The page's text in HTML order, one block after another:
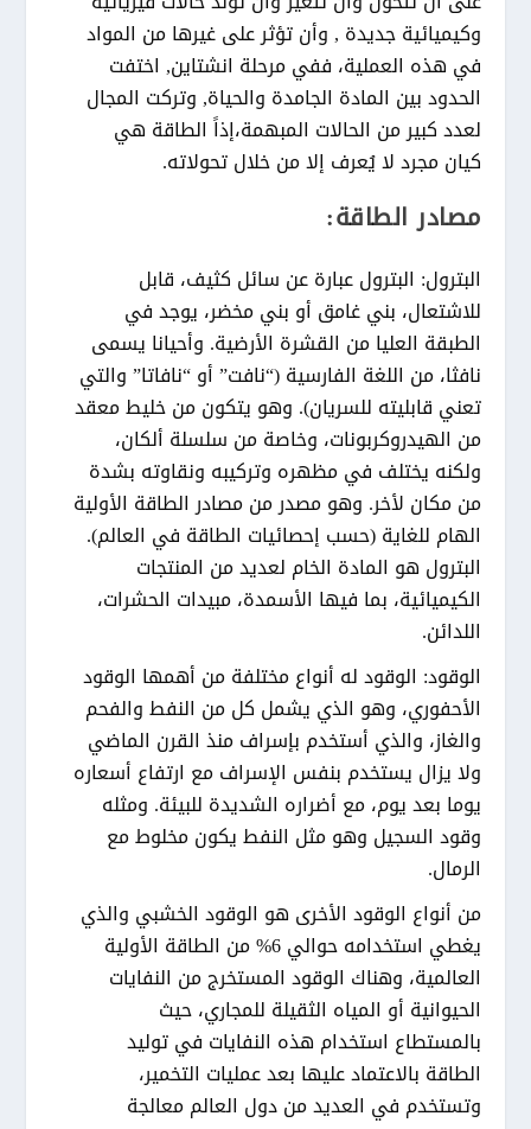
وكيميائية جديدة , وأن تؤثر على غيرها من المواد
في هذه العملية، ففي مرحلة انشتاين, اختفت
الحدود بين المادة الجامدة والحياة, وتركت المجال
لعدد كبير من الحالات المبهمة،إذاً الطاقة هي
كيان مجرد لا يُعرف إلا من خلال تحولاته.
مصادر الطاقة:
البترول: البترول عبارة عن سائل كثيف، قابل
للاشتعال، بني غامق أو بني مخضر، يوجد في
الطبقة العليا من القشرة الأرضية. وأحيانا يسمى
نافثا، من اللغة الفارسية (“نافت” أو “نافاتا” والتي
تعني قابليته للسريان). وهو يتكون من خليط معقد
من الهيدروكربونات، وخاصة من سلسلة ألكان،
ولكنه يختلف في مظهره وتركيبه ونقاوته بشدة
من مكان لأخر. وهو مصدر من مصادر الطاقة الأولية
الهام للغاية (حسب إحصائيات الطاقة في العالم).
البترول هو المادة الخام لعديد من المنتجات
الكيميائية، بما فيها الأسمدة، مبيدات الحشرات،
اللدائن.
الوقود: الوقود له أنواع مختلفة من أهمها الوقود
الأحفوري، وهو الذي يشمل كل من النفط والفحم
والغاز، والذي أستخدم بإسراف منذ القرن الماضي
ولا يزال يستخدم بنفس الإسراف مع ارتفاع أسعاره
يوما بعد يوم، مع أضراره الشديدة للبيئة. ومثله
وقود السجيل وهو مثل النفط يكون مخلوط مع
الرمال.
من أنواع الوقود الأخرى هو الوقود الخشبي والذي
يغطي استخدامه حوالي 6% من الطاقة الأولية
العالمية، وهناك الوقود المستخرج من النفايات
الحيوانية أو المياه الثقيلة للمجاري، حيث
بالمستطاع استخدام هذه النفايات في توليد
الطاقة بالاعتماد عليها بعد عمليات التخمير،
وتستخدم في العديد من دول العالم معالجة